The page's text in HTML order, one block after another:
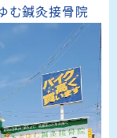
む鍼灸接骨院